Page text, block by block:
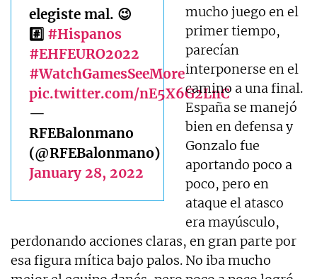
elegiste mal. 😉
#️⃣ #Hispanos
#EHFEURO2022
#WatchGamesSeeMore
pic.twitter.com/nE5X6G2LnC
—
RFEBalonmano
(@RFEBalonmano)
January 28, 2022
mucho juego en el
primer tiempo,
parecían
interponerse en el
camino a una final.
España se manejó
bien en defensa y
Gonzalo fue
aportando poco a
poco, pero en
ataque el atasco
era mayúsculo,
perdonando acciones claras, en gran parte por
esa figura mítica bajo palos. No iba mucho